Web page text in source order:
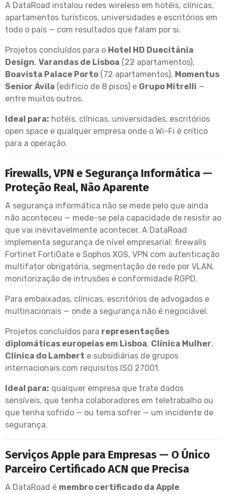
A DataRoad instalou redes wireless em hotéis, clínicas,
apartamentos turísticos, universidades e escritórios em
todo o país — com resultados que falam por si.
Projetos concluídos para o Hotel HD Duecitânia
Design, Varandas de Lisboa (22 apartamentos),
Boavista Palace Porto (72 apartamentos), Momentus
Senior Ávila (edifício de 8 pisos) e Grupo Mitrelli —
entre muitos outros.
Ideal para: hotéis, clínicas, universidades, escritórios
open space e qualquer empresa onde o Wi-Fi é crítico
para a operação.
Firewalls, VPN e Segurança Informática —
Proteção Real, Não Aparente
A segurança informática não se mede pelo que ainda
não aconteceu — mede-se pela capacidade de resistir ao
que vai inevitavelmente acontecer. A DataRoad
implementa segurança de nível empresarial: firewalls
Fortinet FortiGate e Sophos XGS, VPN com autenticação
multifator obrigatória, segmentação de rede por VLAN,
monitorização de intrusões e conformidade RGPD.
Para embaixadas, clínicas, escritórios de advogados e
multinacionais — onde a segurança não é negociável.
Projetos concluídos para representações
diplomáticas europeias em Lisboa, Clínica Mulher,
Clínica do Lambert e subsidiárias de grupos
internacionais com requisitos ISO 27001.
Ideal para: qualquer empresa que trate dados
sensíveis, que tenha colaboradores em teletrabalho ou
que tenha sofrido — ou tema sofrer — um incidente de
segurança.
Serviços Apple para Empresas — O Único
Parceiro Certificado ACN que Precisa
A DataRoad é membro certificado da Apple